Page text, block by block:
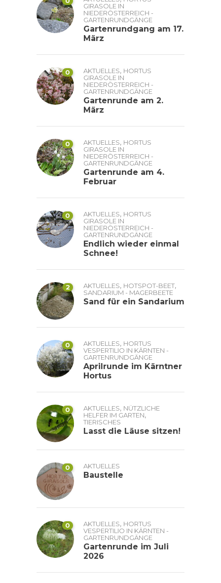
GIRASOLE IN
NIEDERÖSTERREICH -
GARTENRUNDGÄNGE
Gartenrundgang am 17.
März
0 AKTUELLES, HORTUS
GIRASOLE IN
NIEDERÖSTERREICH -
GARTENRUNDGÄNGE
Gartenrunde am 2.
März
0 AKTUELLES, HORTUS
GIRASOLE IN
NIEDERÖSTERREICH -
GARTENRUNDGÄNGE
Gartenrunde am 4.
Februar
0 AKTUELLES, HORTUS
GIRASOLE IN
NIEDERÖSTERREICH -
GARTENRUNDGÄNGE
Endlich wieder einmal
Schnee!
2 AKTUELLES, HOTSPOT-BEET,
SANDARIUM - MAGERBEETE
Sand für ein Sandarium
0 AKTUELLES, HORTUS
VESPERTILIO IN KÄRNTEN -
GARTENRUNDGÄNGE
Aprilrunde im Kärntner
Hortus
0 AKTUELLES, NÜTZLICHE
HELFER IM GARTEN,
TIERISCHES
Lasst die Läuse sitzen!
0 AKTUELLES
Baustelle
0 AKTUELLES, HORTUS
VESPERTILIO IN KÄRNTEN -
GARTENRUNDGÄNGE
Gartenrunde im Juli
2026